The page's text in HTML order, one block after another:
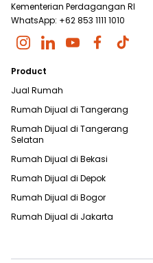
Kementerian Perdagangan RI
WhatsApp: +62 853 1111 1010
Product
Jual Rumah
Rumah Dijual di Tangerang
Rumah Dijual di Tangerang
Selatan
Rumah Dijual di Bekasi
Rumah Dijual di Depok
Rumah Dijual di Bogor
Rumah Dijual di Jakarta